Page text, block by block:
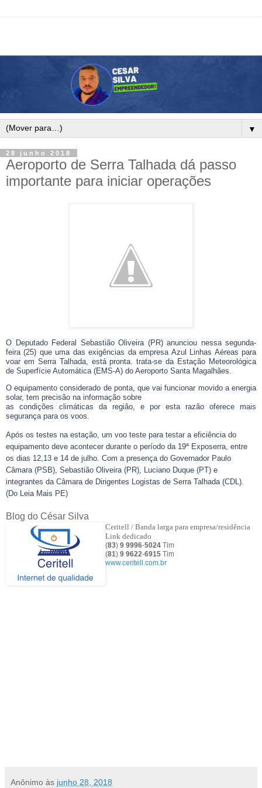
▼
28 junho 2018
Aeroporto de Serra Talhada dá passo
importante para iniciar operações
O Deputado Federal Sebastião Oliveira (PR) anunciou nessa segunda-
feira (25) que uma das exigências da empresa Azul Linhas Aéreas para
voar em Serra Talhada, está pronta. trata-se da Estação Meteorológica
de Superfície Automática (EMS-A) do Aeroporto Santa Magalhães.
O equipamento considerado de ponta, que vai funcionar movido a energia
solar, tem precisão na informação sobre
as condições climáticas da região, e por esta razão oferece mais
segurança para os voos.
Após os testes na estação, um voo teste para testar a eficiência do
equipamento deve acontecer durante o período da 19ª Exposerra, entre
os dias 12,13 e 14 de julho. Com a presença do Governador Paulo
Câmara (PSB), Sebastião Oliveira (PR), Luciano Duque (PT) e
integrantes da Câmara de Dirigentes Logistas de Serra Talhada (CDL).
(Do Leia Mais PE)
Blog do César Silva
Ceritell / Banda larga para empresa/residência
Link dedicado
(83) 9 9996-5024 Tim
(81) 9 9622-6915 Tim
www.ceritell.com.br
Anônimo às junho 28, 2018